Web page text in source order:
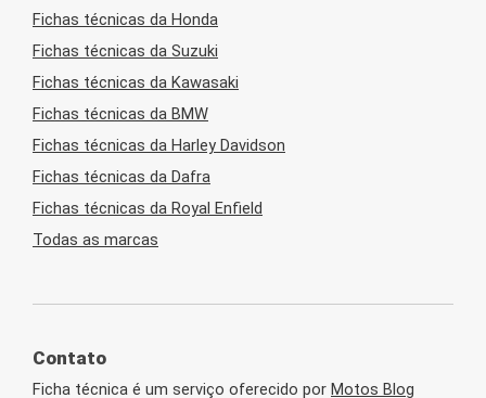
Fichas técnicas da Honda
Fichas técnicas da Suzuki
Fichas técnicas da Kawasaki
Fichas técnicas da BMW
Fichas técnicas da Harley Davidson
Fichas técnicas da Dafra
Fichas técnicas da Royal Enfield
Todas as marcas
Contato
Ficha técnica é um serviço oferecido por Motos Blog